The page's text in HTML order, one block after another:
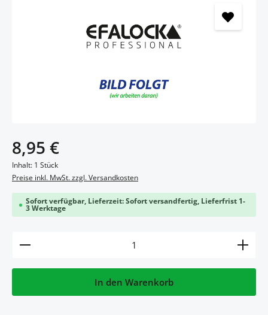
Regulärer Preis:
8,95 €
Inhalt: 1 Stück
Preise inkl. MwSt. zzgl. Versandkosten
Sofort verfügbar, Lieferzeit: Sofort versandfertig, Lieferfrist 1-
3 Werktage
Produkt Anzahl: Gib den gewünschten Wert ein
In den Warenkorb